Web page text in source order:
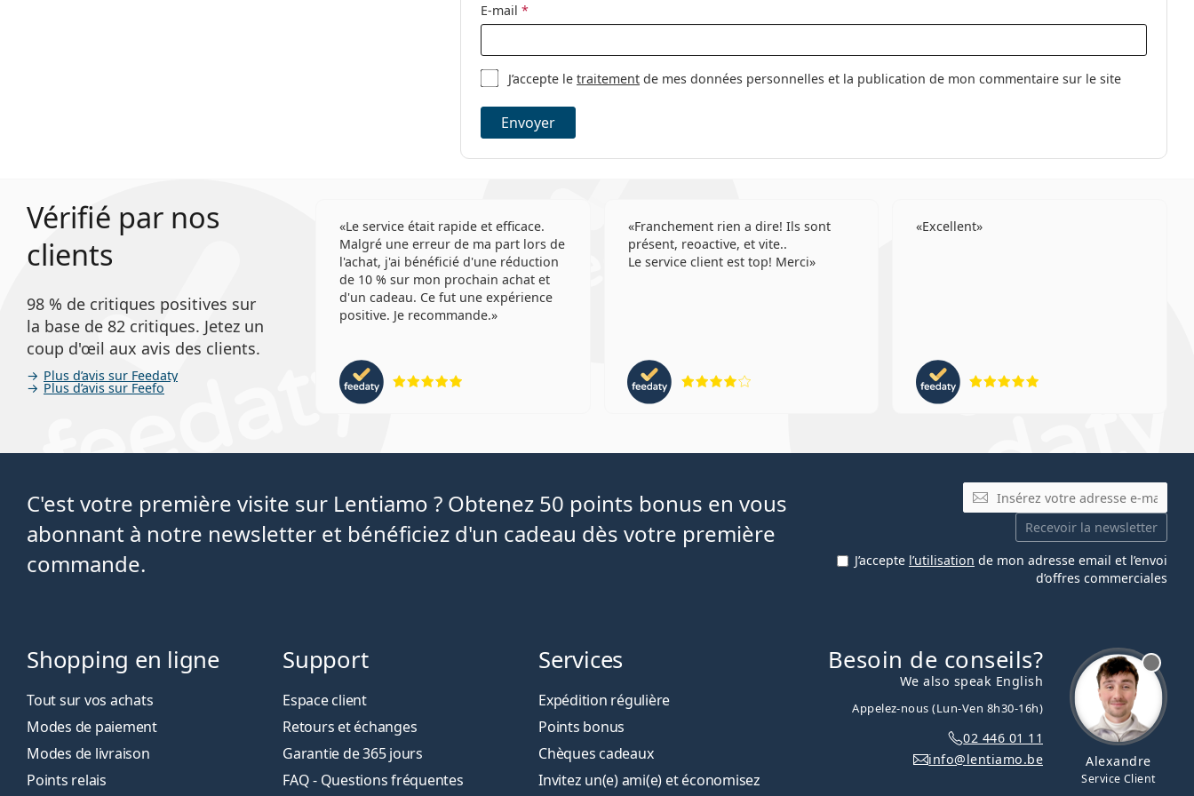
E-mail *
J’accepte letraitement de mes données personnelles et la publication de mon commentaire sur le site
Envoyer
Vérifié par nos
clients
98 % de critiques positives sur
la base de 82 critiques. Jetez un
coup d'œil aux avis des clients.
Plus d’avis sur Feedaty
Plus d’avis sur Feefo
Le service était rapide et efficace.
Malgré une erreur de ma part lors de
l'achat, j'ai bénéficié d'une réduction
de 10 % sur mon prochain achat et
d'un cadeau. Ce fut une expérience
positive. Je recommande.
Franchement rien a dire! Ils sont
présent, reoactive, et vite..
Le service client est top! Merci
Excellent
C'est votre première visite sur Lentiamo ? Obtenez 50 points bonus en vous
abonnant à notre newsletter et bénéficiez d'un cadeau dès votre première
commande.
E-mail
Recevoir la newsletter
J’accepte l’utilisation de mon adresse email et l’envoi
d’offres commerciales
Alexandre
Service Client
Besoin de conseils?
We also speak English
Appelez-nous (Lun-Ven 8h30-16h)
02 446 01 11
info@lentiamo.be
Shopping en ligne
Tout sur vos achats
Modes de paiement
Modes de livraison
Points relais
Support
Espace client
Retours et échanges
Garantie de 365 jours
FAQ - Questions fréquentes
Services
Expédition régulière
Points bonus
Chèques cadeaux
Invitez un(e) ami(e) et économisez